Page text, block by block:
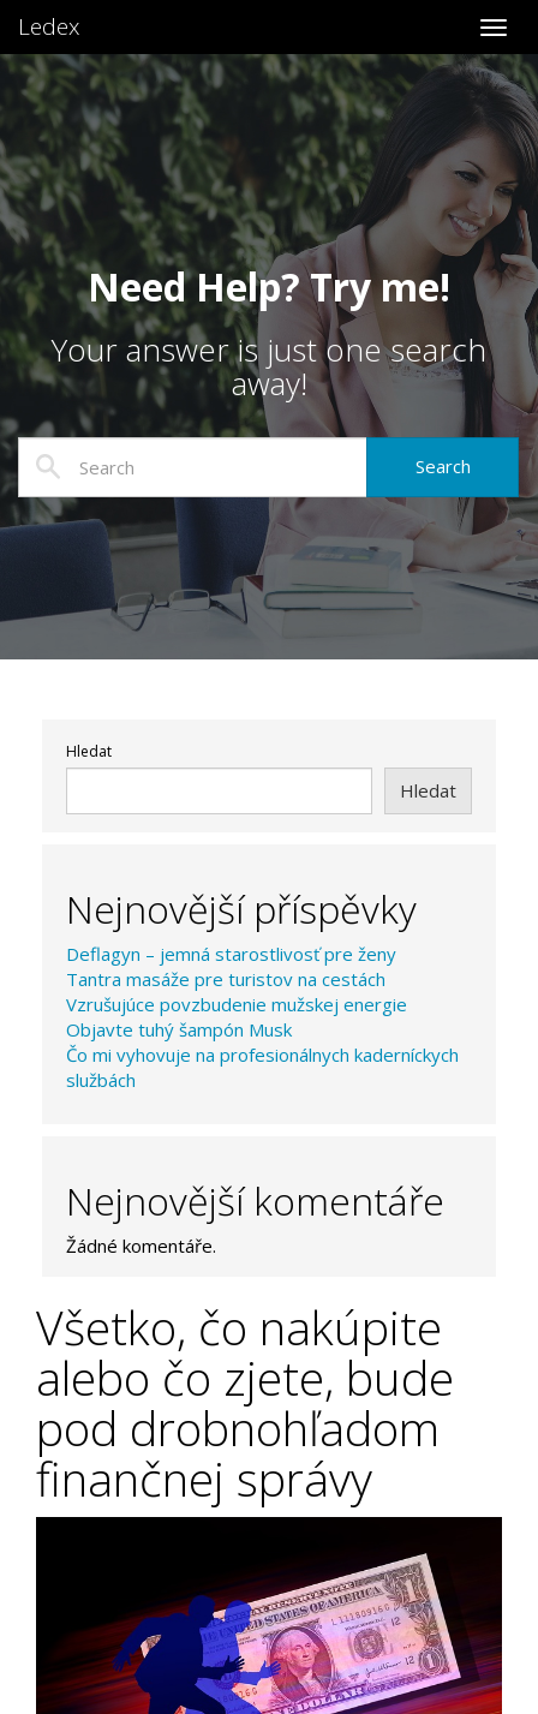
Ledex
Need Help? Try me!
Your answer is just one search
away!
Hledat
Hledat
Nejnovější příspěvky
Deflagyn – jemná starostlivosť pre ženy
Tantra masáže pre turistov na cestách
Vzrušujúce povzbudenie mužskej energie
Objavte tuhý šampón Musk
Čo mi vyhovuje na profesionálnych kaderníckych
službách
Nejnovější komentáře
Žádné komentáře.
Všetko, čo nakúpite
alebo čo zjete, bude
pod drobnohľadom
finančnej správy